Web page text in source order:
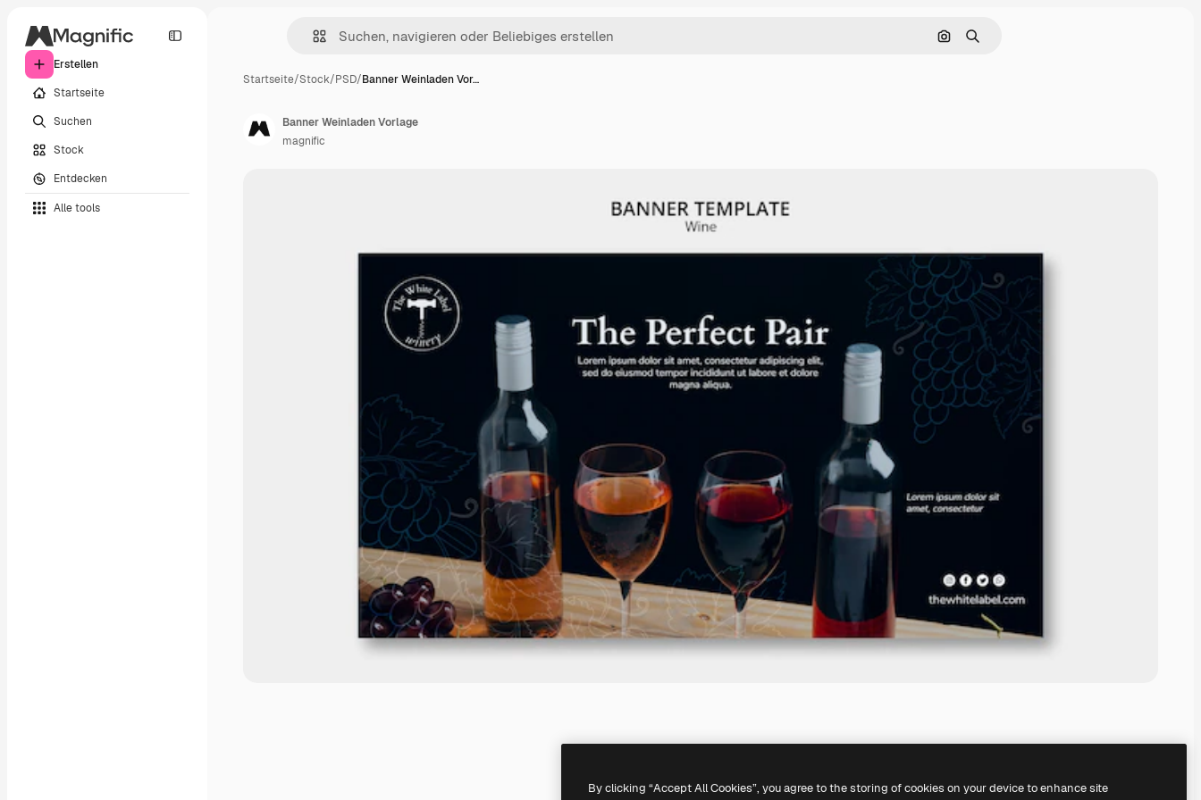
Erstellen
Startseite
Suchen
Stock
Entdecken
Alle tools
Nach Bild suchen
Suchen
Startseite/Stock/PSD/Banner Weinladen Vor…
Banner Weinladen Vorlage
magnific
By clicking “Accept All Cookies”, you agree to the storing of cookies on your device to enhance site